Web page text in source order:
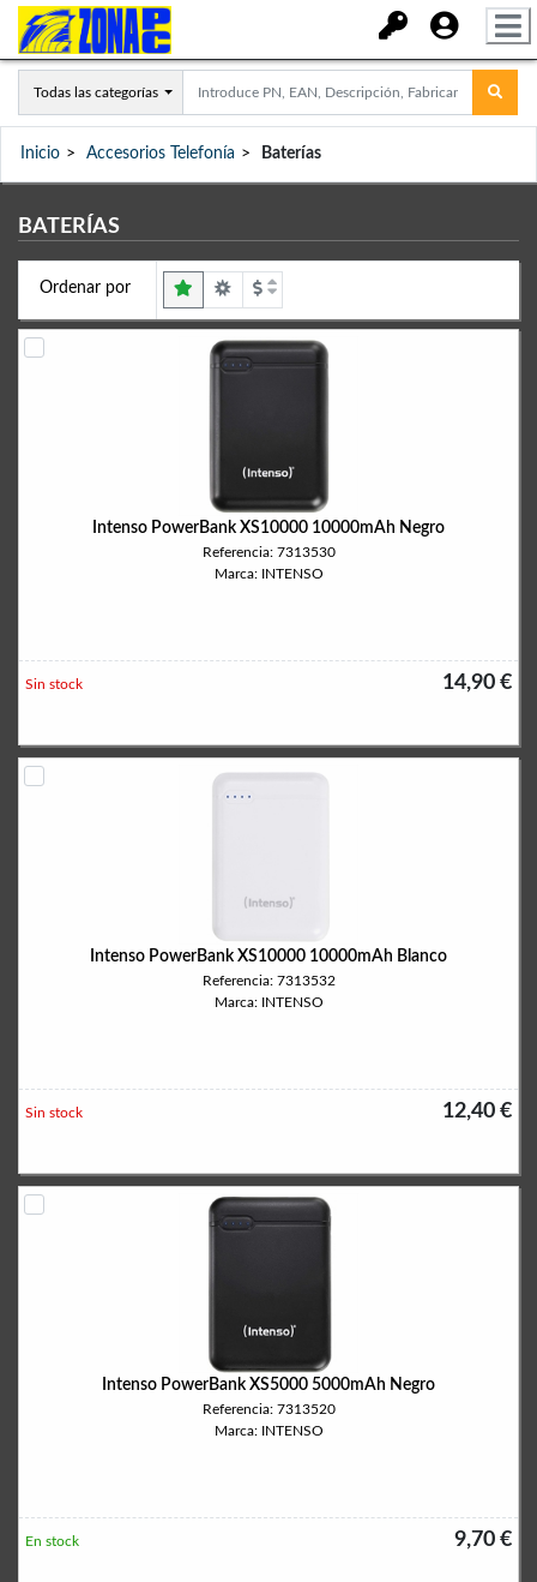
Todas las categorías
Inicio Accesorios Telefonía Baterías
BATERÍAS
Ordenar por
Intenso PowerBank XS10000 10000mAh Negro
Referencia: 7313530
Marca: INTENSO
14,90 €
Sin stock
Intenso PowerBank XS10000 10000mAh Blanco
Referencia: 7313532
Marca: INTENSO
12,40 €
Sin stock
Intenso PowerBank XS5000 5000mAh Negro
Referencia: 7313520
Marca: INTENSO
9,70 €
En stock